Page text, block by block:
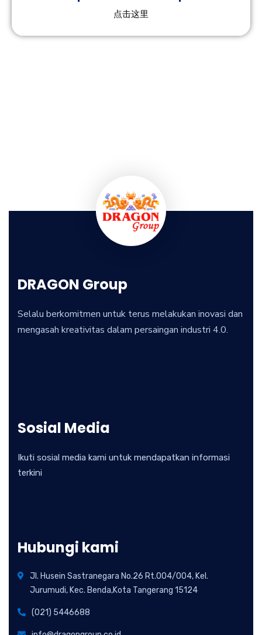
点击这里
DRAGON Group
Selalu berkomitmen untuk terus melakukan inovasi dan
mengasah kreativitas dalam persaingan industri 4.0.
Sosial Media
Ikuti sosial media kami untuk mendapatkan informasi
terkini
Hubungi kami
Jl. Husein Sastranegara No.26 Rt.004/004, Kel.
Jurumudi, Kec. Benda,Kota Tangerang 15124
(021) 5446688